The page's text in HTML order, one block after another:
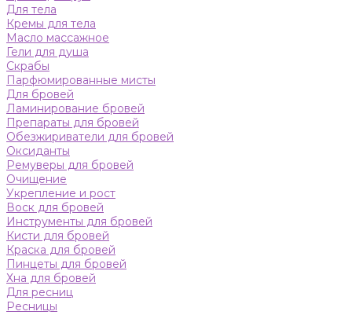
Для тела
Кремы для тела
Масло массажное
Гели для душа
Скрабы
Парфюмированные мисты
Для бровей
Ламинирование бровей
Препараты для бровей
Обезжириватели для бровей
Оксиданты
Ремуверы для бровей
Очищение
Укрепление и рост
Воск для бровей
Инструменты для бровей
Кисти для бровей
Краска для бровей
Пинцеты для бровей
Хна для бровей
Для ресниц
Ресницы